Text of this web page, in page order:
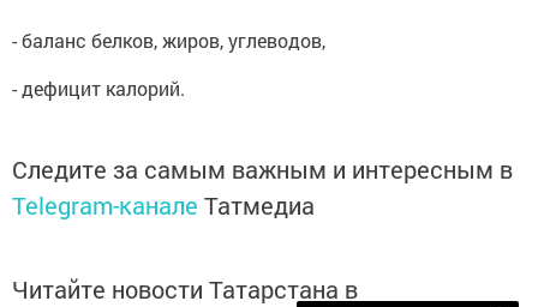
- баланс белков, жиров, углеводов,
- дефицит калорий.
Следите за самым важным и интересным в
Telegram-канале Татмедиа
Читайте новости Татарстана в